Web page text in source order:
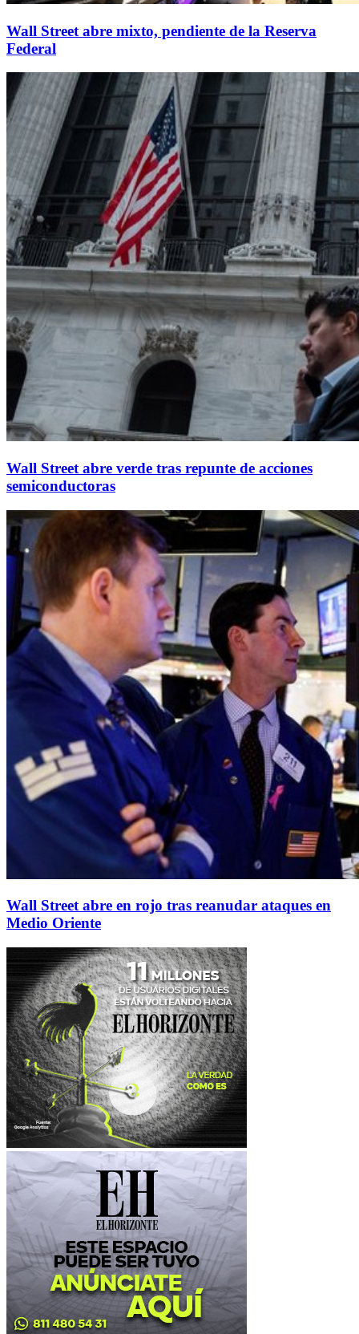
Wall Street abre mixto, pendiente de la Reserva
Federal
Wall Street abre verde tras repunte de acciones
semiconductoras
Wall Street abre en rojo tras reanudar ataques en
Medio Oriente